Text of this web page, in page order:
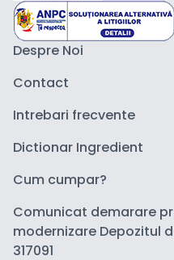
Despre Noi
Contact
Intrebari frecvente
Dictionar Ingredient
Cum cumpar?
Comunicat demarare
modernizare Depozitul
317091